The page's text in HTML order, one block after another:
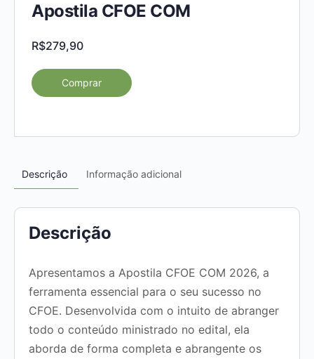
Apostila CFOE COM
R$279,90
Comprar
Descrição Informação adicional
Descrição
Apresentamos a Apostila CFOE COM 2026, a
ferramenta essencial para o seu sucesso no
CFOE. Desenvolvida com o intuito de abranger
todo o conteúdo ministrado no edital, ela
aborda de forma completa e abrangente os